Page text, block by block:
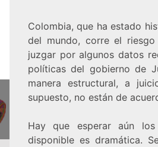
Colombia, que ha estado
del mundo, corre el
juzgar por algunos datos
políticas del gobierno de
manera estructural, a
supuesto, no están de
Hay que esperar aún
disponible es dramática.